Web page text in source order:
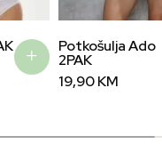
Potkošulja Ado
2PAK
19,90KM